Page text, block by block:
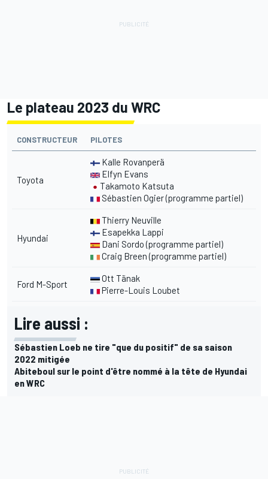
Le plateau 2023 du WRC
CONSTRUCTEUR PILOTES
Toyota
Kalle Rovanperä
Elfyn Evans
Takamoto Katsuta
Sébastien Ogier (programme partiel)
Hyundai
Thierry Neuville
Esapekka Lappi
Dani Sordo(programme partiel)
Craig Breen(programme partiel)
Ford M-Sport
Ott Tänak
Pierre-Louis Loubet
Lire aussi :
Sébastien Loeb ne tire "que du positif" de sa saison
2022 mitigée
Abiteboul sur le point d'être nommé à la tête de Hyundai
en WRC